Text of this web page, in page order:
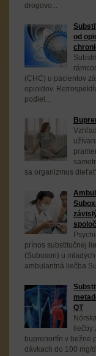
drogovo...
od
(CHC) u pacientov
opioidov.
podiel...
sa organizmus
prínos substitučnej
(Suboxon) u
ambulantná liečba
QT
liečby
buprenorfín v bežne
dávkach do 100 mg/